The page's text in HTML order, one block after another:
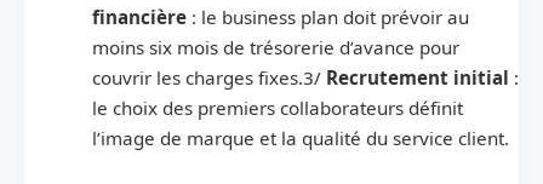
financière : le business plan doit prévoir au
moins six mois de trésorerie d’avance pour
couvrir les charges fixes.3/ Recrutement initial :
le choix des premiers collaborateurs définit
l’image de marque et la qualité du service client.